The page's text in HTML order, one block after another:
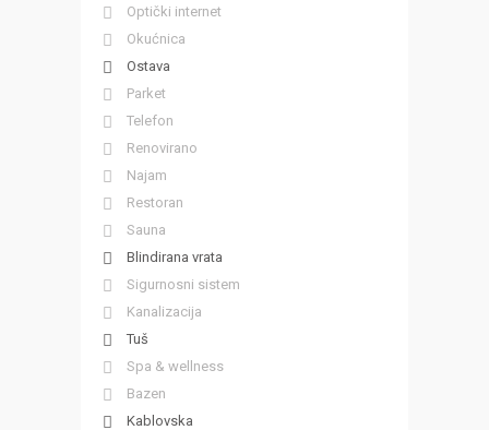
Optički internet
Okućnica
Ostava
Parket
Telefon
Renovirano
Najam
Restoran
Sauna
Blindirana vrata
Sigurnosni sistem
Kanalizacija
Tuš
Spa & wellness
Bazen
Kablovska